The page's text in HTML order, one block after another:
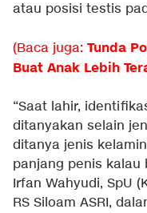
atau posisi testis
(Baca juga: Tunda
Buat Anak Lebih
“Saat lahir,
ditanyakan selain
ditanya jenis
panjang penis kalau
Irfan Wahyudi, SpU
RS Siloam ASRI,